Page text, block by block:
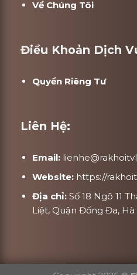
Về Chúng Tôi
Điều Khoản Dịch
Quyền Riêng Tư
Liên Hệ:
Email:
Website: https://
Địa chỉ: Số 18 Ngõ 11
Liệt, Quận Đống Đa, Hà